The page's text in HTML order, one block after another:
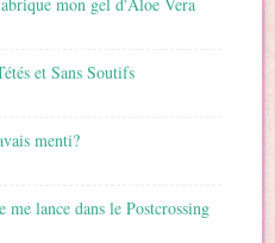
et Sans Soutifs
menti?
lance dans le Postcrossing